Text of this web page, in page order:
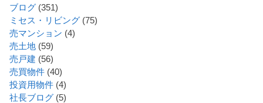
ブログ (351)
ミセス・リビング (75)
売マンション (4)
売土地 (59)
売戸建 (56)
売買物件 (40)
投資用物件 (4)
社長ブログ (5)